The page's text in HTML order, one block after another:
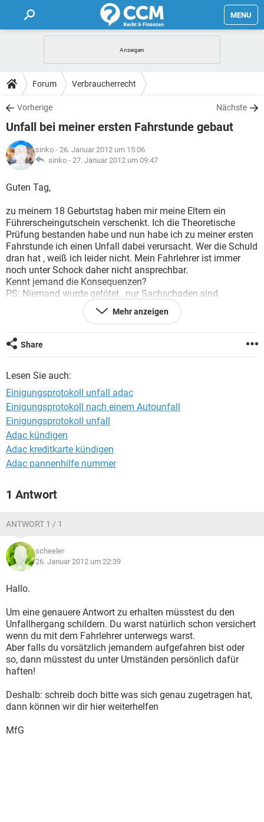
MENU
FORUM
TIPPS
Forum Verbraucherrecht
Vorherige Nächste
Unfall bei meiner ersten Fahrstunde gebaut
sinko - 26. Januar 2012 um 15:06
sinko - 27. Januar 2012 um 09:47
Guten Tag,
zu meinem 18 Geburtstag haben mir meine Eltern ein
Führerscheingutschein verschenkt. Ich die Theoretische
Prüfung bestanden habe und nun habe ich zu meiner ersten
Fahrstunde ich einen Unfall dabei verursacht. Wer die Schuld
dran hat , weiß ich leider nicht. Mein Fahrlehrer ist immer
noch unter Schock daher nicht ansprechbar.
Kennt jemand die Konsequenzen?
PS: Niemand wurde getötet , nur Sachschaden sind
Vielen Dank für eure Mühe im Voraus.
Mehr anzeigen
Share
Lesen Sie auch:
Einigungsprotokoll unfall adac
Einigungsprotokoll nach einem Autounfall
Einigungsprotokoll unfall
Adac kündigen
Adac kreditkarte kündigen
Adac pannenhilfe nummer
1 Antwort
ANTWORT 1 / 1
scheeler
26. Januar 2012 um 22:39
Hallo.
Um eine genauere Antwort zu erhalten müsstest du den
Unfallhergang schildern. Du warst natürlich schon versichert
wenn du mit dem Fahrlehrer unterwegs warst.
Aber falls du vorsätzlich jemandem aufgefahren bist oder
so, dann müsstest du unter Umständen persönlich dafür
haften!
Deshalb: schreib doch bitte was sich genau zugetragen hat,
dann können wir dir hier weiterhelfen
MfG